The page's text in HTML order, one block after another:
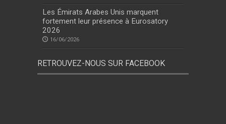
Les Émirats Arabes Unis marquent
fortement leur présence à Eurosatory
2026
16/06/2026
RETROUVEZ-NOUS SUR FACEBOOK